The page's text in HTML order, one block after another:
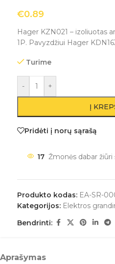
€0.89
Hager KZN021 – izoliuotas
1P. Pavyzdžiui Hager
Turime
- +
Į
Pridėti į norų sąrašą
17 Žmonės dabar
Produkto kodas: EA-SR-
Kategorijos: Elektros
Bendrinti:
Aprašymas